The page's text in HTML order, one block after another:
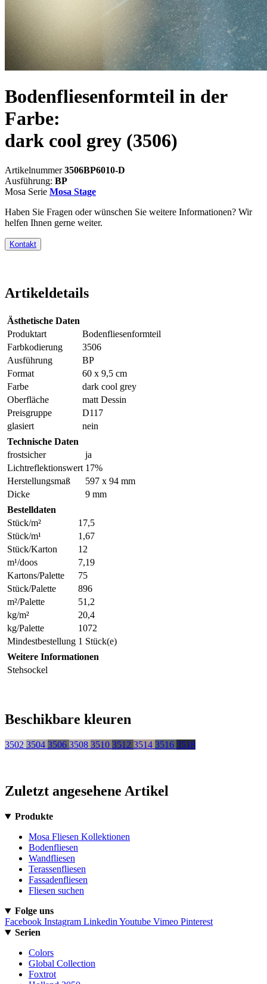
Bodenfliesenformteil in der
Farbe:
dark cool grey (3506)
Artikelnummer3506BP6010-D
Ausführung: BP
Mosa Serie Mosa Stage
Haben Sie Fragen oder wünschen Sie weitere Informationen? Wir
helfen Ihnen gerne weiter.
Kontakt
Artikeldetails
Ästhetische Daten
Produktart
Bodenfliesenformteil
Farbkodierung
3506
Ausführung
BP
Format
60 x 9,5 cm
Farbe
dark cool grey
Oberfläche
matt Dessin
Preisgruppe
D117
glasiert
nein
Technische Daten
frostsicher
ja
Lichtreflektionswert 17%
Herstellungsmaß
597 x 94 mm
Dicke
9 mm
Bestelldaten
Stück/m²
17,5
Stück/m¹
1,67
Stück/Karton
12
m¹/doos
7,19
Kartons/Palette
75
Stück/Palette
896
m²/Palette
51,2
kg/m²
20,4
kg/Palette
1072
Mindestbestellung 1 Stück(e)
Weitere Informationen
Stehsockel
Beschikbare kleuren
3502 3504 3506 3508 3510 3512 3514 3516 3518
Zuletzt angesehene Artikel
Produkte
Mosa Fliesen Kollektionen
Bodenfliesen
Wandfliesen
Terassenfliesen
Fassadenfliesen
Fliesen suchen
Folge uns
Facebook Instagram Linkedin Youtube Vimeo Pinterest
Serien
Colors
Global Collection
Foxtrot